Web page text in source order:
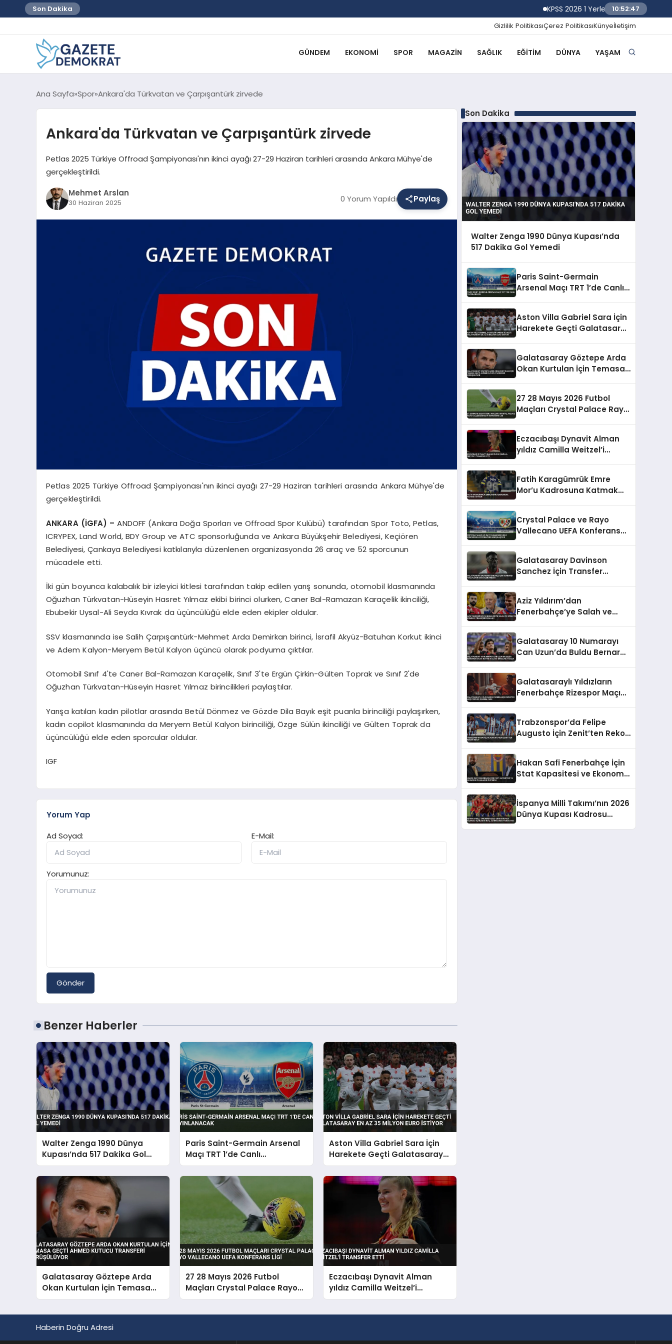
Son Dakika KPSS 2026 1 Yerleştirme Sonuçlarına
10:52:48
Gizlilik PolitikasıÇerez PolitikasıKünyeİletişim
GÜNDEM EKONOMI SPOR MAGAZIN SAĞLIK EĞITIM DÜNYA YAŞAM
Ana Sayfa Spor Ankara'da Türkvatan ve Çarpışantürk zirvede
Ankara'da Türkvatan ve Çarpışantürk zirvede
Petlas 2025 Türkiye Offroad Şampiyonası'nın ikinci ayağı 27-29 Haziran tarihleri arasında Ankara Mühye'de
gerçekleştirildi.
Mehmet Arslan
30 Haziran 2025 0 Yorum Yapıldı Paylaş
Petlas 2025 Türkiye Offroad Şampiyonası'nın ikinci ayağı 27-29 Haziran tarihleri arasında Ankara Mühye'de
gerçekleştirildi.
ANKARA (İGFA) –ANDOFF (Ankara Doğa Sporları ve Offroad Spor Kulübü) tarafından Spor Toto, Petlas,
ICRYPEX, Land World, BDY Group ve ATC sponsorluğunda ve Ankara Büyükşehir Belediyesi, Keçiören
Belediyesi, Çankaya Belediyesi katkılarıyla düzenlenen organizasyonda 26 araç ve 52 sporcunun
mücadele etti.
İki gün boyunca kalabalık bir izleyici kitlesi tarafından takip edilen yarış sonunda, otomobil klasmanında
Oğuzhan Türkvatan-Hüseyin Hasret Yılmaz ekibi birinci olurken, Caner Bal-Ramazan Karaçelik ikinciliği,
Ebubekir Uysal-Ali Seyda Kıvrak da üçüncülüğü elde eden ekipler oldular.
SSV klasmanında ise Salih Çarpışantürk-Mehmet Arda Demirkan birinci, İsrafil Akyüz-Batuhan Korkut ikinci
ve Adem Kalyon-Meryem Betül Kalyon üçüncü olarak podyuma çıktılar.
Otomobil Sınıf 4'te Caner Bal-Ramazan Karaçelik, Sınıf 3'te Ergün Çirkin-Gülten Toprak ve Sınıf 2'de
Oğuzhan Türkvatan-Hüseyin Hasret Yılmaz birincilikleri paylaştılar.
Yarışa katılan kadın pilotlar arasında Betül Dönmez ve Gözde Dila Bayık eşit puanla birinciliği paylaşırken,
kadın copilot klasmanında da Meryem Betül Kalyon birinciliği, Özge Sülün ikinciliği ve Gülten Toprak da
üçüncülüğü elde eden sporcular oldular.
IGF
Yorum Yap
Ad Soyad:
E-Mail:
Yorumunuz:
Gönder
Benzer Haberler
Walter Zenga 1990 Dünya
Kupası’nda 517 Dakika Gol
Yemedi
Paris Saint-Germain Arsenal
Maçı TRT 1’de Canlı
Yayınlanacak
Aston Villa Gabriel Sara İçin
Harekete Geçti Galatasaray
En Az 35 Milyon Euro İstiyor
Galatasaray Göztepe Arda
Okan Kurtulan İçin Temasa
Geçti Ahmed Kutucu Transferi
27 28 Mayıs 2026 Futbol
Maçları Crystal Palace Rayo
Vallecano UEFA Konferans Ligi
Eczacıbaşı Dynavit Alman
yıldız Camilla Weitzel’i
transfer etti
Son Dakika
Walter Zenga 1990 Dünya Kupası’nda
517 Dakika Gol Yemedi
Paris Saint-Germain
Arsenal Maçı TRT 1’de Canlı
Aston Villa Gabriel Sara İçin
Harekete Geçti Galatasaray
Galatasaray Göztepe Arda
Okan Kurtulan İçin Temasa
27 28 Mayıs 2026 Futbol
Maçları Crystal Palace Rayo
Eczacıbaşı Dynavit Alman
yıldız Camilla Weitzel’i
Fatih Karagümrük Emre
Mor’u Kadrosuna Katmak
Crystal Palace ve Rayo
Vallecano UEFA Konferans
Galatasaray Davinson
Sanchez İçin Transfer
Aziz Yıldırım’dan
Fenerbahçe’ye Salah ve
Galatasaray 10 Numarayı
Can Uzun’da Buldu Bernardo
Galatasaraylı Yıldızların
Fenerbahçe Rizespor Maçı
Trabzonspor’da Felipe
Augusto İçin Zenit’ten Rekor
Hakan Safi Fenerbahçe İçin
Stat Kapasitesi ve Ekonomik
İspanya Milli Takımı’nın 2026
Dünya Kupası Kadrosu
Haberin Doğru Adresi